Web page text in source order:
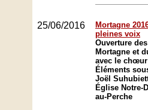
25/06/2016
Mortagne
pleines voix
Ouverture
Mortagne et
avec le
Éléments
Joël
Église Notre-
au-Perche